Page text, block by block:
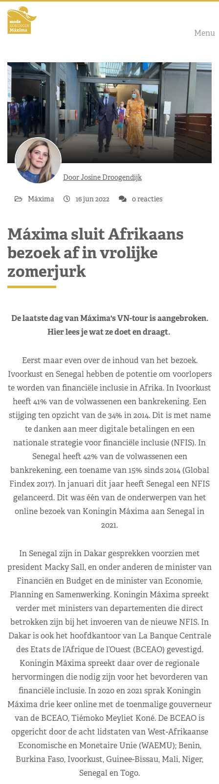
Menu
Door Josine Droogendijk
Máxima 16 jun 2022 0 reacties
Máxima sluit Afrikaans
bezoek af in vrolijke
zomerjurk
De laatste dag van Máxima's VN-tour is aangebroken.
Hier lees je wat ze doet en draagt.
Eerst maar even over de inhoud van het bezoek.
Ivoorkust en Senegal hebben de potentie om voorlopers
te worden van financiële inclusie in Afrika. In Ivoorkust
heeft 41% van de volwassenen een bankrekening. Een
stijging ten opzicht van de 34% in 2014. Dit is met name
te danken aan meer digitale betalingen en een
nationale strategie voor financiële inclusie (NFIS). In
Senegal heeft 42% van de volwassenen een
bankrekening, een toename van 15% sinds 2014 (Global
Findex 2017). In januari dit jaar heeft Senegal een NFIS
gelanceerd. Dit was één van de onderwerpen van het
online bezoek van Koningin Máxima aan Senegal in
2021.
In Senegal zijn in Dakar gesprekken voorzien met
president Macky Sall, en onder anderen de minister van
Financiën en Budget en de minister van Economie,
Planning en Samenwerking. Koningin Máxima spreekt
verder met ministers van departementen die direct
betrokken zijn bij het invoeren van de nieuwe NFIS. In
Dakar is ook het hoofdkantoor van La Banque Centrale
des Etats de l’Afrique de l’Ouest (BCEAO) gevestigd.
Koningin Máxima spreekt daar over de regionale
hervormingen die nodig zijn voor het bevorderen van
financiële inclusie. In 2020 en 2021 sprak Koningin
Máxima drie keer online met de toenmalige gouverneur
van de BCEAO, Tiémoko Meyliet Koné. De BCEAO is
opgericht door de acht lidstaten van West-Afrikaanse
Economische en Monetaire Unie (WAEMU); Benin,
Burkina Faso, Ivoorkust, Guinee-Bissau, Mali, Niger,
Senegal en Togo.